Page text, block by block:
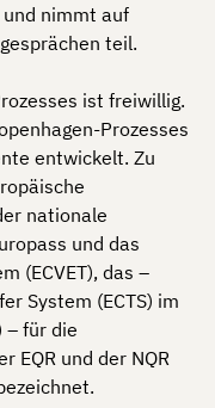
nimmt auf
teil.
ist freiwillig.
Prozesses
entwickelt. Zu
nationale
und das
(ECVET), das –
System (ECTS) im
– für die
EQR und der NQR